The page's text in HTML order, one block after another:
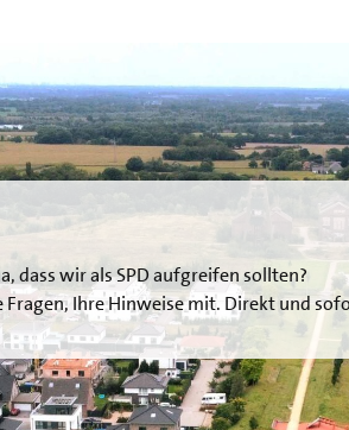
dass wir als SPD aufgreifen sollten?
Fragen, Ihre Hinweise mit. Direkt und